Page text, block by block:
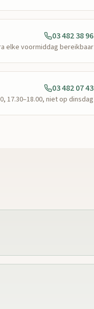
03 482 38 96
elke voormiddag bereikbaar
03 482 07 43
17.30–18.00, niet op dinsdag